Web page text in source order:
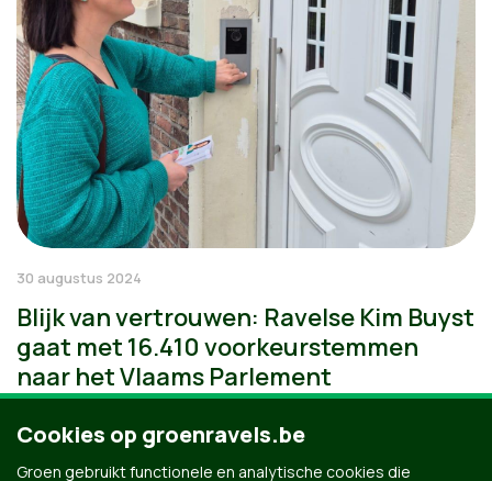
30 augustus 2024
Blijk van vertrouwen: Ravelse Kim Buyst
gaat met 16.410 voorkeurstemmen
naar het Vlaams Parlement
Cookies op groenravels.be
Groen gebruikt functionele en analytische cookies die